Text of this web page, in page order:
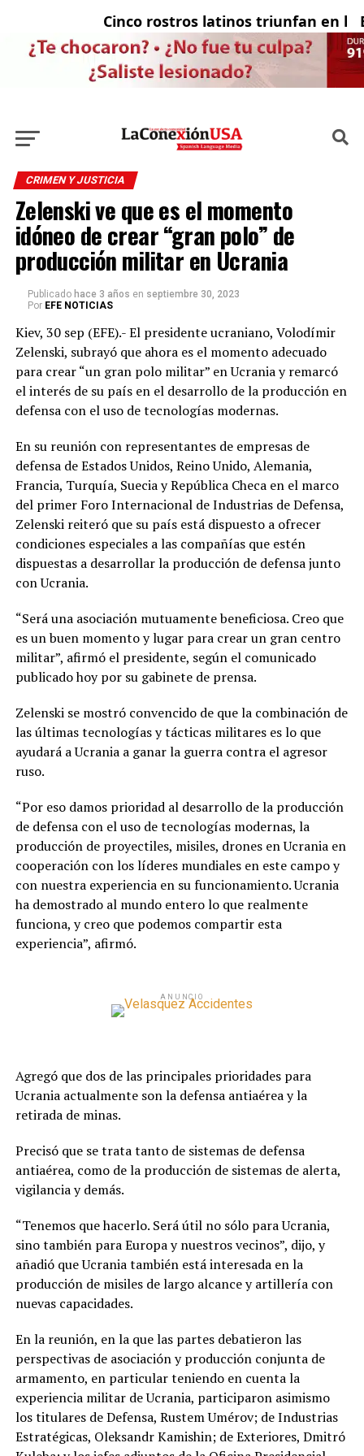
Cinco rostros latinos triunfan en la El
CRIMEN Y JUSTICIA
Zelenski ve que es el momento
idóneo de crear “gran polo” de
producción militar en Ucrania
Publicado hace 3 años en septiembre 30, 2023
Por EFE NOTICIAS
Kiev, 30 sep (EFE).- El presidente ucraniano, Volodímir
Zelenski, subrayó que ahora es el momento adecuado
para crear “un gran polo militar” en Ucrania y remarcó
el interés de su país en el desarrollo de la producción en
defensa con el uso de tecnologías modernas.
En su reunión con representantes de empresas de
defensa de Estados Unidos, Reino Unido, Alemania,
Francia, Turquía, Suecia y República Checa en el marco
del primer Foro Internacional de Industrias de Defensa,
Zelenski reiteró que su país está dispuesto a ofrecer
condiciones especiales a las compañías que estén
dispuestas a desarrollar la producción de defensa junto
con Ucrania.
“Será una asociación mutuamente beneficiosa. Creo que
es un buen momento y lugar para crear un gran centro
militar”, afirmó el presidente, según el comunicado
publicado hoy por su gabinete de prensa.
Zelenski se mostró convencido de que la combinación de
las últimas tecnologías y tácticas militares es lo que
ayudará a Ucrania a ganar la guerra contra el agresor
ruso.
“Por eso damos prioridad al desarrollo de la producción
de defensa con el uso de tecnologías modernas, la
producción de proyectiles, misiles, drones en Ucrania en
cooperación con los líderes mundiales en este campo y
con nuestra experiencia en su funcionamiento. Ucrania
ha demostrado al mundo entero lo que realmente
funciona, y creo que podemos compartir esta
experiencia”, afirmó.
ANUNCIO
Agregó que dos de las principales prioridades para
Ucrania actualmente son la defensa antiaérea y la
retirada de minas.
Precisó que se trata tanto de sistemas de defensa
antiaérea, como de la producción de sistemas de alerta,
vigilancia y demás.
“Tenemos que hacerlo. Será útil no sólo para Ucrania,
sino también para Europa y nuestros vecinos”, dijo, y
añadió que Ucrania también está interesada en la
producción de misiles de largo alcance y artillería con
nuevas capacidades.
En la reunión, en la que las partes debatieron las
perspectivas de asociación y producción conjunta de
armamento, en particular teniendo en cuenta la
experiencia militar de Ucrania, participaron asimismo
los titulares de Defensa, Rustem Umérov; de Industrias
Estratégicas, Oleksandr Kamishin; de Exteriores, Dmitró